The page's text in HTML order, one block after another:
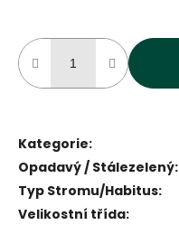
Kategorie:
Opadavý / Stálezelený:
Typ Stromu/Habitus:
Velikostní třída: